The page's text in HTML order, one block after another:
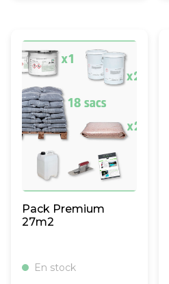
Pack Premium
27m2
En stock